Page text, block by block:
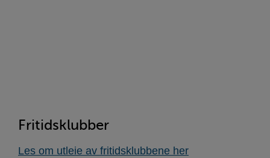
Fritidsklubber
Les om utleie av fritidsklubbene her